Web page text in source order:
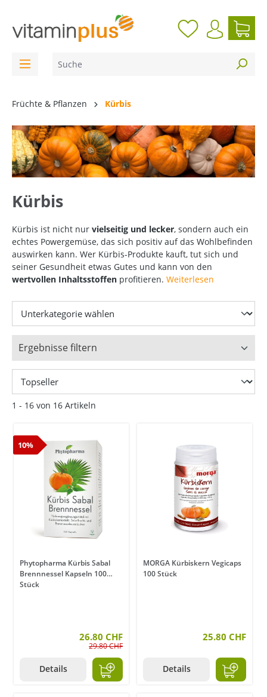
Früchte & Pflanzen Kürbis
Kürbis
Kürbis ist nicht nur vielseitig und lecker, sondern auch ein
echtes Powergemüse, das sich positiv auf das Wohlbefinden
auswirken kann. Wer Kürbis-Produkte kauft, tut sich und
seiner Gesundheit etwas Gutes und kann von den
wertvollen Inhaltsstoffen profitieren. Weiterlesen
Ergebnisse filtern
1 - 16 von 16 Artikeln
10%
Phytopharma Kürbis Sabal
Brennnessel Kapseln 100
Stück
26.80 CHF
29.80 CHF
Details
MORGA Kürbiskern Vegicaps
100 Stück
25.80 CHF
Details